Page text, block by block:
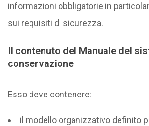
informazioni obbligatorie in
sui requisiti di sicurezza.
Il contenuto del Manuale del
conservazione
Esso deve contenere:
il modello organizzativo definito